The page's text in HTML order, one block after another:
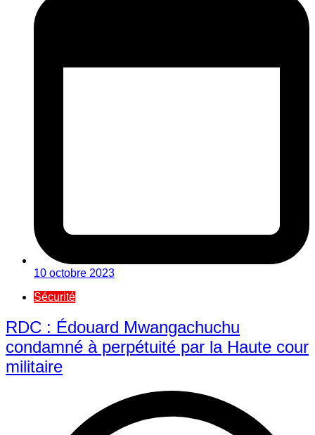
10 octobre 2023
Sécurité
RDC : Édouard Mwangachuchu
condamné à perpétuité par la Haute cour
militaire